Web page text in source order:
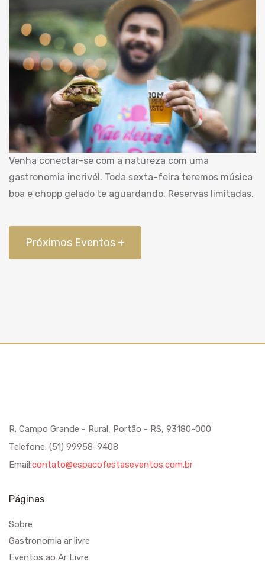
Venha conectar-se com a natureza com uma
gastronomia incrivél. Toda sexta-feira teremos música
boa e chopp gelado te aguardando. Reservas limitadas.
Próximos Eventos +
R. Campo Grande - Rural, Portão - RS, 93180-000
Telefone: (51) 99958-9408
Email:contato@espacofestaseventos.com.br
Páginas
Sobre
Gastronomia ar livre
Eventos ao Ar Livre